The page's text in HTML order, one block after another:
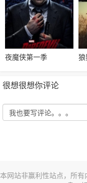
夜魔侠第一季 狼
很想很想你评论
本网站非赢利性站点，所